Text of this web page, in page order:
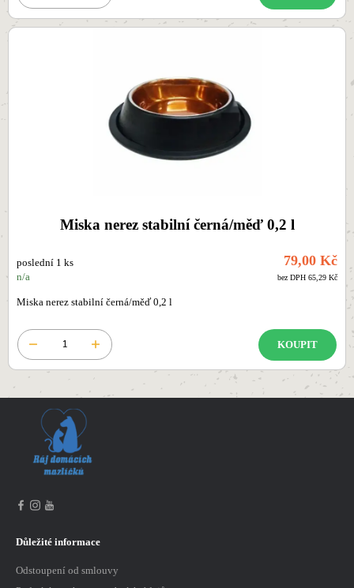
Miska nerez stabilní černá/měď 0,2 l
poslední 1 ks
n/a
79,00 Kč
bez DPH 65,29 Kč
Miska nerez stabilní černá/měď 0,2 l
KOUPIT
Důležité informace
Odstoupení od smlouvy